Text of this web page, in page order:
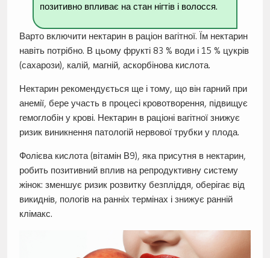
позитивно впливає на стан нігтів і волосся.
Варто включити нектарин в раціон вагітної. Їм нектарин
навіть потрібно. В цьому фрукті 83 % води і 15 % цукрів
(сахарози), калій, магній, аскорбінова кислота.
Нектарин рекомендується ще і тому, що він гарний при
анемії, бере участь в процесі кровотворення, підвищує
гемоглобін у крові. Нектарин в раціоні вагітної знижує
ризик виникнення патологій нервової трубки у плода.
Фолієва кислота (вітамін В9), яка присутня в нектарин,
робить позитивний вплив на репродуктивну систему
жінок: зменшує ризик розвитку безпліддя, оберігає від
викиднів, пологів на ранніх термінах і знижує ранній
клімакс.